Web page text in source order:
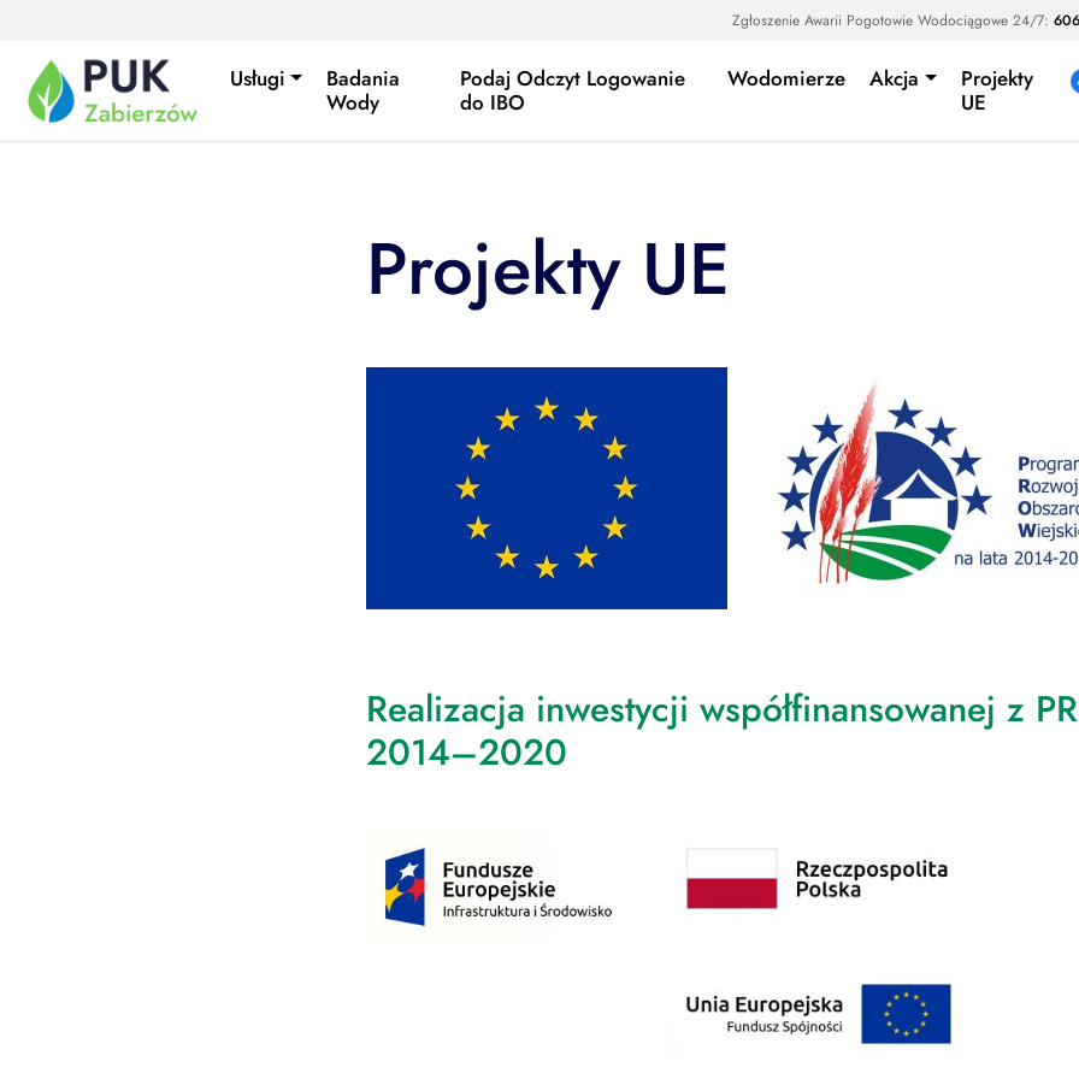
Zgłoszenie Awarii Pogotowie Wodociągowe 24/7:
Usługi
Badania
Wody
Podaj Odczyt Logowanie
do IBO
Wodomierze Akcja
Projekty
UE
Projekty UE
Realizacja inwestycji współfinansowanej z
2014–2020